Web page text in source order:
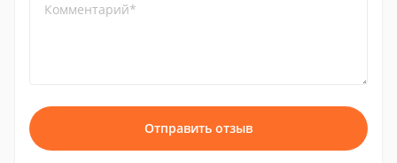
Комментарий*
Отправить отзыв